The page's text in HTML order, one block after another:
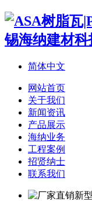
简体中文
网站首页
关于我们
新闻资讯
产品展示
海纳业务
工程案例
招贤纳士
联系我们